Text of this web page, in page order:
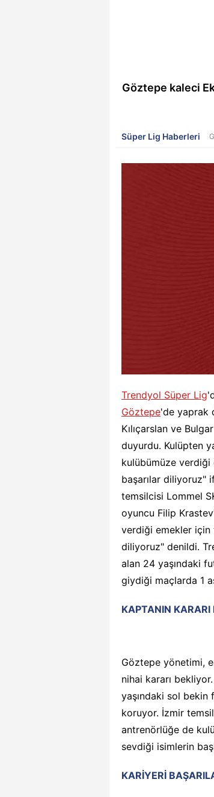
Göztepe kaleci
Süper Lig Haberleri
Trendyol Süper Lig
Göztepe'de yaprak
Kılıçarslan ve
duyurdu. Kulüpten
kulübümüze
başarılar diliyoruz"
temsilcisi Lommel
oyuncu Filip
verdiği emekler için
diliyoruz" denildi.
alan 24 yaşındaki
giydiği maçlarda 1
KAPTANIN KARARI
Göztepe yönetimi,
nihai kararı
yaşındaki sol
koruyor. İzmir
antrenörlüğe de
sevdiği isimlerin
KARİYERİ